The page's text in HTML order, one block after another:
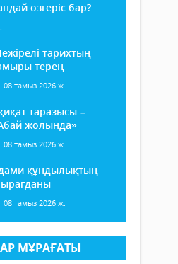
өзгеріс бар?
тарихтың
терең
08 тамыз 2026 ж.
таразысы –
жолында»
08 тамыз 2026 ж.
құндылықтың
08 тамыз 2026 ж.
МҰРАҒАТЫ